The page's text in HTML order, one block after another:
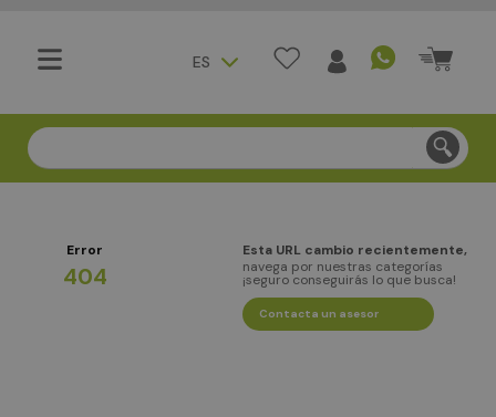
Compra segura - Entregas en Bogotá en menos de 3
Error
Esta URL cambio recientemente,
navega por nuestras categorías
¡seguro conseguirás lo que busca!